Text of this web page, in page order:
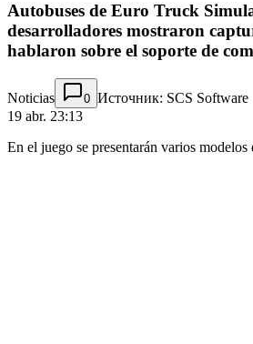
Autobuses de Euro Truck
desarrolladores mostraron
hablaron sobre el soporte de
Noticias 0 Источник: SCS Software
19 abr. 23:13
En el juego se presentarán varios modelos